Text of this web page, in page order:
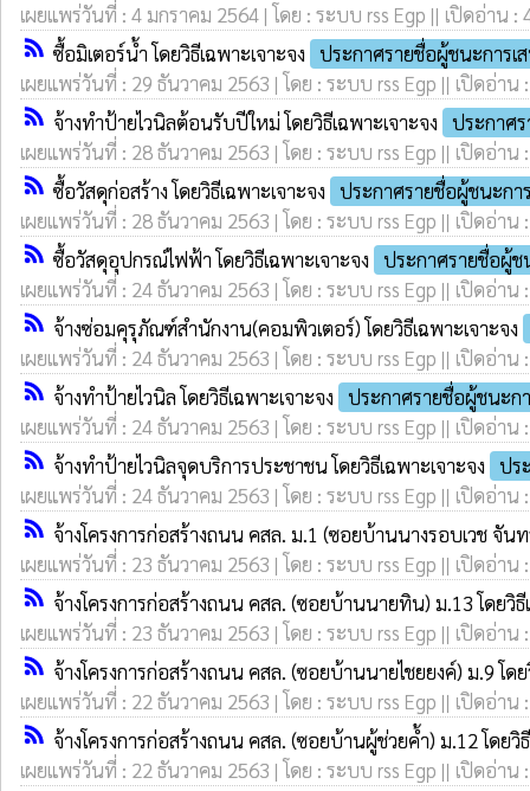
เผยแพร่วันที่ : 4 มกราคม 2564 | โดย : ระบบ rss Egp || เปิดอ่าน :
rss_feed ซื้อมิเตอร์น้ำ โดยวิธีเฉพาะเจาะจง
ประกาศรายชื่อผู้ชนะการเ
เผยแพร่วันที่ : 29 ธันวาคม 2563 | โดย : ระบบ rss Egp || เปิดอ่าน
rss_feed จ้างทำป้ายไวนิลต้อนรับปีใหม่ โดยวิธีเฉพาะเจาะจง
ประกาศ
เผยแพร่วันที่ : 28 ธันวาคม 2563 | โดย : ระบบ rss Egp || เปิดอ่าน
rss_feed ซื้อวัสดุก่อสร้าง โดยวิธีเฉพาะเจาะจง
ประกาศรายชื่อผู้ชนะกา
เผยแพร่วันที่ : 28 ธันวาคม 2563 | โดย : ระบบ rss Egp || เปิดอ่าน
rss_feed ซื้อวัสดุอุปกรณ์ไฟฟ้า โดยวิธีเฉพาะเจาะจง
ประกาศรายชื่อผู้ช
เผยแพร่วันที่ : 24 ธันวาคม 2563 | โดย : ระบบ rss Egp || เปิดอ่าน
rss_feed จ้างซ่อมคุรุภัณฑ์สำนักงาน(คอมพิวเตอร์) โดยวิธีเฉพาะเจาะจง
เผยแพร่วันที่ : 24 ธันวาคม 2563 | โดย : ระบบ rss Egp || เปิดอ่าน
rss_feed จ้างทำป้ายไวนิล โดยวิธีเฉพาะเจาะจง
ประกาศรายชื่อผู้ชนะก
เผยแพร่วันที่ : 24 ธันวาคม 2563 | โดย : ระบบ rss Egp || เปิดอ่าน
rss_feed จ้างทำป้ายไวนิลจุดบริการประชาชน โดยวิธีเฉพาะเจาะจง
ปร
เผยแพร่วันที่ : 24 ธันวาคม 2563 | โดย : ระบบ rss Egp || เปิดอ่าน
rss_feed จ้างโครงการก่อสร้างถนน คสล. ม.1 (ซอยบ้านนางรอบเวช จัน
เผยแพร่วันที่ : 23 ธันวาคม 2563 | โดย : ระบบ rss Egp || เปิดอ่าน
rss_feed จ้างโครงการก่อสร้างถนน คสล. (ซอยบ้านนายทิน) ม.13 โดยวิธี
เผยแพร่วันที่ : 23 ธันวาคม 2563 | โดย : ระบบ rss Egp || เปิดอ่าน
rss_feed จ้างโครงการก่อสร้างถนน คสล. (ซอยบ้านนายไชยยงค์) ม.9 โด
เผยแพร่วันที่ : 22 ธันวาคม 2563 | โดย : ระบบ rss Egp || เปิดอ่าน
rss_feed จ้างโครงการก่อสร้างถนน คสล. (ซอยบ้านผู้ช่วยค้ำ) ม.12 โดยวิ
เผยแพร่วันที่ : 22 ธันวาคม 2563 | โดย : ระบบ rss Egp || เปิดอ่าน